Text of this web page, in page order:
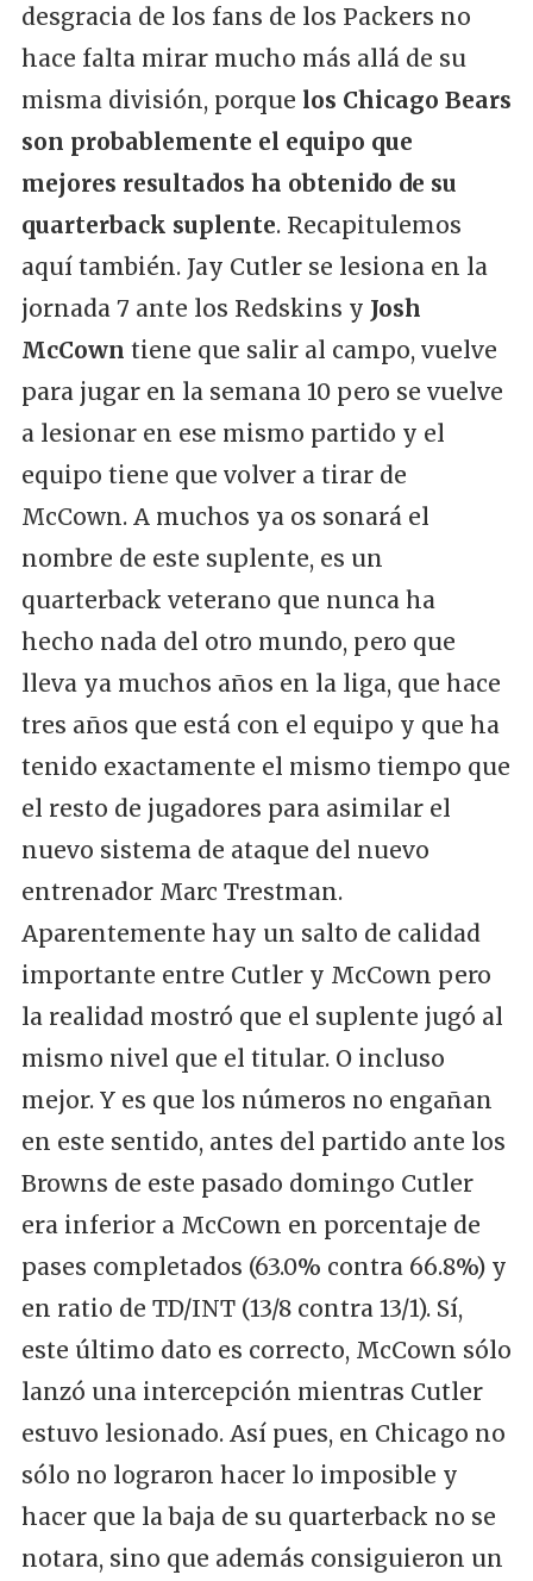
desgracia de los fans de los Packers no
hace falta mirar mucho más allá de su
misma división, porque los Chicago Bears
son probablemente el equipo que
mejores resultados ha obtenido de su
quarterback suplente. Recapitulemos
aquí también. Jay Cutler se lesiona en la
jornada 7 ante los Redskins y Josh
McCown tiene que salir al campo, vuelve
para jugar en la semana 10 pero se vuelve
a lesionar en ese mismo partido y el
equipo tiene que volver a tirar de
McCown. A muchos ya os sonará el
nombre de este suplente, es un
quarterback veterano que nunca ha
hecho nada del otro mundo, pero que
lleva ya muchos años en la liga, que hace
tres años que está con el equipo y que ha
tenido exactamente el mismo tiempo que
el resto de jugadores para asimilar el
nuevo sistema de ataque del nuevo
entrenador Marc Trestman.
Aparentemente hay un salto de calidad
importante entre Cutler y McCown pero
la realidad mostró que el suplente jugó al
mismo nivel que el titular. O incluso
mejor. Y es que los números no engañan
en este sentido, antes del partido ante los
Browns de este pasado domingo Cutler
era inferior a McCown en porcentaje de
pases completados (63.0% contra 66.8%) y
en ratio de TD/INT (13/8 contra 13/1). Sí,
este último dato es correcto, McCown sólo
lanzó una intercepción mientras Cutler
estuvo lesionado. Así pues, en Chicago no
sólo no lograron hacer lo imposible y
hacer que la baja de su quarterback no se
notara, sino que además consiguieron un